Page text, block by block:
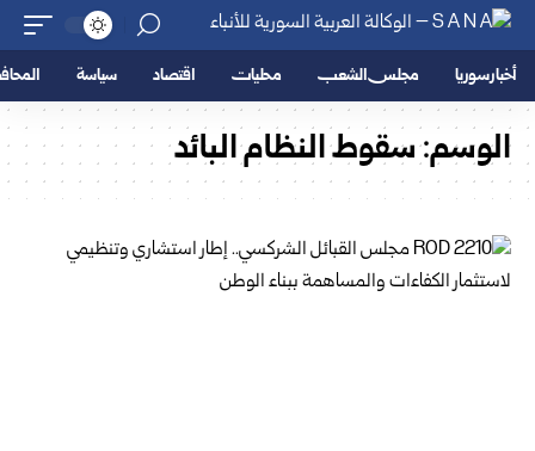
أخبار سوريا مجلس الشعب محليات اقتصاد سياسة
الوسم:سقوط النظام البائد